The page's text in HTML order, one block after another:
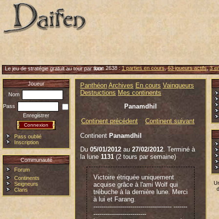
Le jeu de stratégie gratuit au tour par tourlune 2638 : 1 parties en cours,63 joueurs actifs,3
Joueur
Nom
Pass
Enregistrer
Pass oublié
Inscription
Communauté
Forum
Continents
Seigneurs
Clans
Panthéon Archives En cours Vainqueurs
Destructions Mes continents
Panamdhil
Continent précédent
Continent suivant
Continent Panamdhil
Du 05/01/2012 au 27/02/2012. Terminé à
la lune 1131 (2 tours par semaine)
Victoire étriquée uniquement
acquise grâce à l'ami Wolf qui
trébuche à la dernière lune. Merci
à lui et Farang.
---------------------------------------- -------
---------------------------